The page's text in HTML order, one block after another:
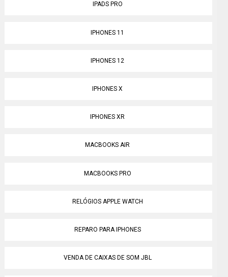
IPADS PRO
IPHONES 11
IPHONES 12
IPHONES X
IPHONES XR
MACBOOKS AIR
MACBOOKS PRO
RELÓGIOS APPLE WATCH
REPARO PARA IPHONES
VENDA DE CAIXAS DE SOM JBL